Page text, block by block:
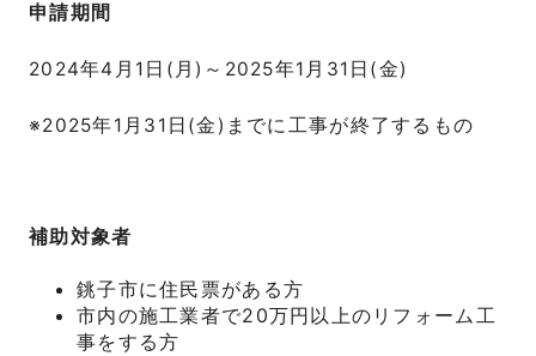
申請期間
2024年4月1日(月)～2025年1月31日(金)
※2025年1月31日(金)までに工事が終了するもの
補助対象者
銚子市に住民票がある方
市内の施工業者で20万円以上のリフォーム工
事をする方